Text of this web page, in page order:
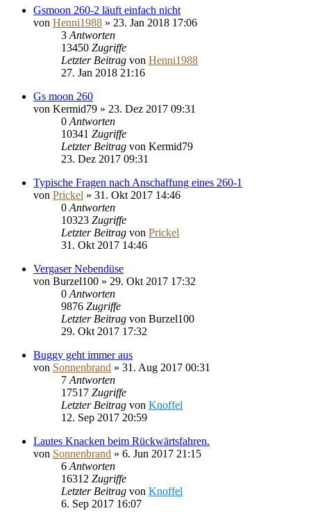
Gsmoon 260-2 läuft einfach nicht
von Henni1988 » 23. Jan 2018 17:06
3 Antworten
13450 Zugriffe
Letzter Beitrag von Henni1988
27. Jan 2018 21:16
Gs moon 260
von Kermid79 » 23. Dez 2017 09:31
0 Antworten
10341 Zugriffe
Letzter Beitrag von Kermid79
23. Dez 2017 09:31
Typische Fragen nach Anschaffung eines 260-1
von Prickel » 31. Okt 2017 14:46
0 Antworten
10323 Zugriffe
Letzter Beitrag von Prickel
31. Okt 2017 14:46
Vergaser Nebendüse
von Burzel100 » 29. Okt 2017 17:32
0 Antworten
9876 Zugriffe
Letzter Beitrag von Burzel100
29. Okt 2017 17:32
Buggy geht immer aus
von Sonnenbrand » 31. Aug 2017 00:31
7 Antworten
17517 Zugriffe
Letzter Beitrag von Knoffel
12. Sep 2017 20:59
Lautes Knacken beim Rückwärtsfahren.
von Sonnenbrand » 6. Jun 2017 21:15
6 Antworten
16312 Zugriffe
Letzter Beitrag von Knoffel
6. Sep 2017 16:07